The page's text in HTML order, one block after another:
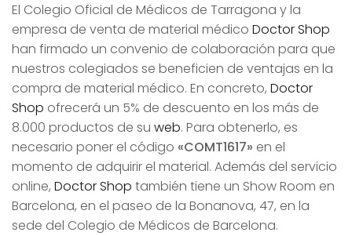
El Colegio Oficial de Médicos de Tarragona y la
empresa de venta de material médico Doctor Shop
han firmado un convenio de colaboración para que
nuestros colegiados se beneficien de ventajas en la
compra de material médico. En concreto, Doctor
Shop ofrecerá un 5% de descuento en los más de
8.000 productos de su web. Para obtenerlo, es
necesario poner el código «COMT1617» en el
momento de adquirir el material. Además del servicio
online, Doctor Shop también tiene un Show Room en
Barcelona, en el paseo de la Bonanova, 47, en la
sede del Colegio de Médicos de Barcelona.